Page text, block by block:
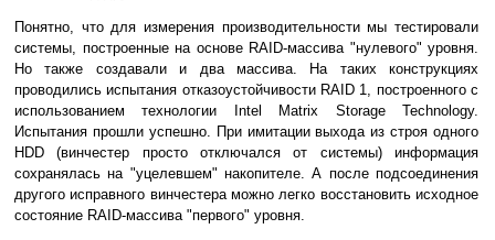
Понятно, что для измерения производительности мы тестировали
системы, построенные на основе RAID-массива "нулевого" уровня.
Но также создавали и два массива. На таких конструкциях
проводились испытания отказоустойчивости RAID 1, построенного с
использованием технологии Intel Matrix Storage Technology.
Испытания прошли успешно. При имитации выхода из строя одного
HDD (винчестер просто отключался от системы) информация
сохранялась на "уцелевшем" накопителе. А после подсоединения
другого исправного винчестера можно легко восстановить исходное
состояние RAID-массива "первого" уровня.